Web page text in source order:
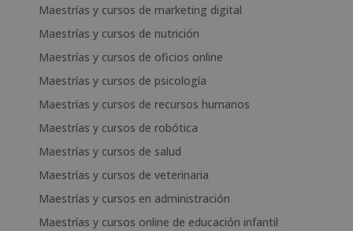
Maestrías y cursos de marketing digital
Maestrías y cursos de nutrición
Maestrías y cursos de oficios online
Maestrías y cursos de psicología
Maestrías y cursos de recursos humanos
Maestrías y cursos de robótica
Maestrías y cursos de salud
Maestrías y cursos de veterinaria
Maestrías y cursos en administración
Maestrías y cursos online de educación infantil